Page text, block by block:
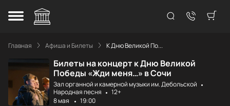
Главная Афиша и Билеты К Дню Великой По...
Билеты на концерт к Дню Великой
Победы «Жди меня…» в Сочи
Зал органной и камерной музыки им. Дебольской
Народная песня
12+
8 мая
19:00